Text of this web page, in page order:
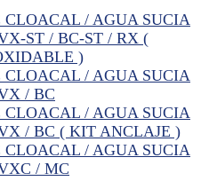
CLOACAL / AGUA SUCIA
ST / BC-ST / RX (
)
CLOACAL / AGUA SUCIA
/ BC
CLOACAL / AGUA SUCIA
/ BC ( KIT ANCLAJE )
CLOACAL / AGUA SUCIA
/ MC